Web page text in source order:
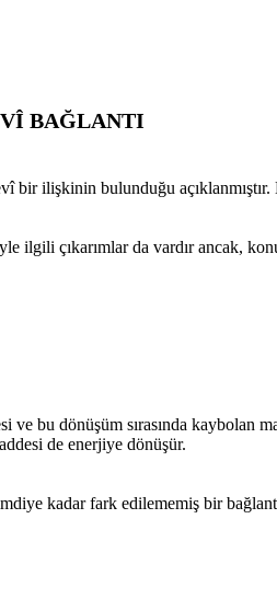
BAĞLANTI
bir ilişkinin bulunduğu
ilgili çıkarımlar da vardır ancak,
ve bu dönüşüm sırasında kaybolan
maddesi de enerjiye dönüşür.
kadar fark edilememiş bir